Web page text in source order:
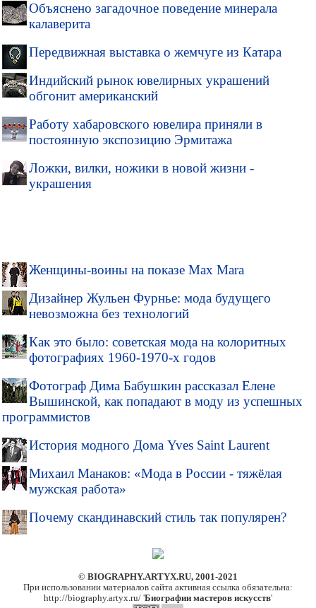
Объяснено загадочное поведение минерала
калаверита
Передвижная выставка о жемчуге из Катара
Индийский рынок ювелирных украшений
обгонит американский
Работу хабаровского ювелира приняли в
постоянную экспозицию Эрмитажа
Ложки, вилки, ножики в новой жизни -
украшения
Женщины-воины на показе Max Mara
Дизайнер Жульен Фурнье: мода будущего
невозможна без технологий
Как это было: советская мода на колоритных
фотографиях 1960-1970-х годов
Фотограф Дима Бабушкин рассказал Елене
Вышинской, как попадают в моду из успешных
программистов
История модного Дома Yves Saint Laurent
Михаил Манаков: «Мода в России - тяжёлая
мужская работа»
Почему скандинавский стиль так популярен?
© BIOGRAPHY.ARTYX.RU, 2001-2021
При использовании материалов сайта активная ссылка обязательна:
http://biography.artyx.ru/ 'Биографии мастеров искусств'